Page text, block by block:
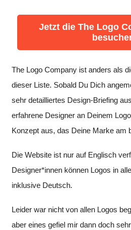
Jetzt die The Logo
The Logo Company ist anders als
dieser Liste. Sobald Du Dich
sehr detailliertes Design-Briefing
erfahrene Designer an Deinem
Konzept aus, das Deine Marke am
Die Website ist nur auf Englisch
Designer*innen können Logos in
inklusive Deutsch.
Leider war nicht von allen Logos
aber eines gefiel mir dann doch